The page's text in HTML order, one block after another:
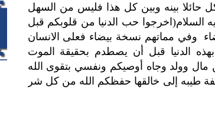
حائلا بينه وبين كل هذا فليس من السهل
السلام(اخرجوا حب الدنيا من قلوبكم قبل
وفي مماتهم نسخة بيضاء فعلى الانسان
الدنيا قبل أن يصطدم بحقيقة الموت
مال وولد وجاه أوصيكم ونفسي بتقوى الله
طيبه إلى خالقها حفظكم الله من كل شر